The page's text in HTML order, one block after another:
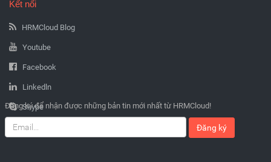
Kết nối
HRMCloud Blog
Youtube
Facebook
Linkedln
Skype
Đăng ký để nhận được những bản tin mới nhất từ HRMCloud!
Đăng ký